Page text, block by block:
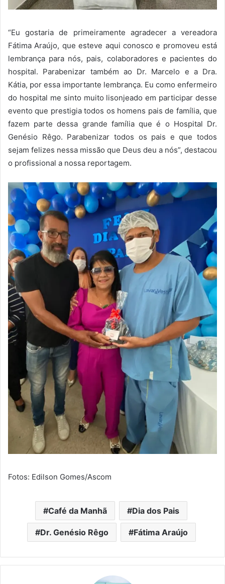
“Eu gostaria de primeiramente agradecer a vereadora
Fátima Araújo, que esteve aqui conosco e promoveu está
lembrança para nós, pais, colaboradores e pacientes do
hospital. Parabenizar também ao Dr. Marcelo e a Dra.
Kátia, por essa importante lembrança. Eu como enfermeiro
do hospital me sinto muito lisonjeado em participar desse
evento que prestigia todos os homens pais de família, que
fazem parte dessa grande família que é o Hospital Dr.
Genésio Rêgo. Parabenizar todos os pais e que todos
sejam felizes nessa missão que Deus deu a nós”, destacou
o profissional a nossa reportagem.
Fotos: Edilson Gomes/Ascom
Café da Manhã Dia dos Pais
Dr. Genésio Rêgo Fátima Araújo